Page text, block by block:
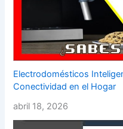
Electrodomésticos
Conectividad en el Hogar
abril 18, 2026